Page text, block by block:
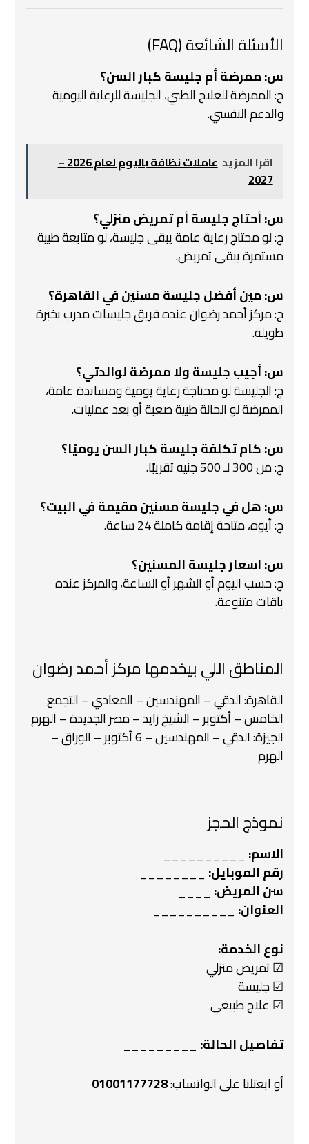
الأسئلة الشائعة (FAQ)
س: ممرضة أم جليسة كبار السن؟
ج: الممرضة للعلاج الطبي، الجليسة للرعاية اليومية
والدعم النفسي.
اقرا المزيد
عاملات نظافة باليوم لعام 2026 –
2027
س: أحتاج جليسة أم تمريض منزلي؟
ج: لو محتاج رعاية عامة يبقى جليسة، لو متابعة طبية
مستمرة يبقى تمريض.
س: مين أفضل جليسة مسنين في القاهرة؟
ج: مركز أحمد رضوان عنده فريق جليسات مدرب بخبرة
طويلة.
س: أجيب جليسة ولا ممرضة لوالدتي؟
ج: الجليسة لو محتاجة رعاية يومية ومساندة عامة،
الممرضة لو الحالة طبية صعبة أو بعد عمليات.
س: كام تكلفة جليسة كبار السن يوميًا؟
ج: من 300 لـ 500 جنيه تقريبًا.
س: هل في جليسة مسنين مقيمة في البيت؟
ج: أيوه، متاحة إقامة كاملة 24 ساعة.
س: اسعار جليسة المسنين؟
ج: حسب اليوم أو الشهر أو الساعة، والمركز عنده
باقات متنوعة.
المناطق اللي بيخدمها مركز أحمد رضوان
القاهرة: الدقي – المهندسين – المعادي – التجمع
الخامس – أكتوبر – الشيخ زايد – مصر الجديدة – الهرم
الجيزة: الدقي – المهندسين – 6 أكتوبر – الوراق –
الهرم
نموذج الحجز
الاسم: __________
رقم الموبايل: ________
سن المريض: ____
العنوان: __________
نوع الخدمة:
☑ تمريض منزلي
☑ جليسة
☑ علاج طبيعي
تفاصيل الحالة: _________
أو ابعتلنا على الواتساب:01001177728